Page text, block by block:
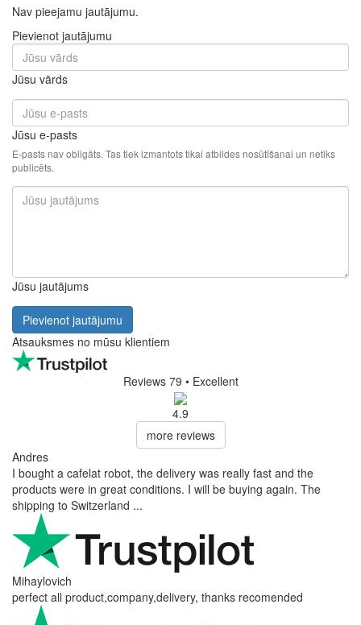
Nav pieejamu jautājumu.
Pievienot jautājumu
Jūsu vārds
Jūsu e-pasts
E-pasts nav obligāts. Tas tiek izmantots tikai atbildes nosūtīšanai un netiks
publicēts.
Jūsu jautājums
Pievienot jautājumu
Atsauksmes no mūsu klientiem
Reviews 79 • Excellent
4.9
more reviews
Andres
I bought a cafelat robot, the delivery was really fast and the
products were in great conditions. I will be buying again. The
shipping to Switzerland ...
Mihaylovich
perfect all product,company,delivery, thanks recomended